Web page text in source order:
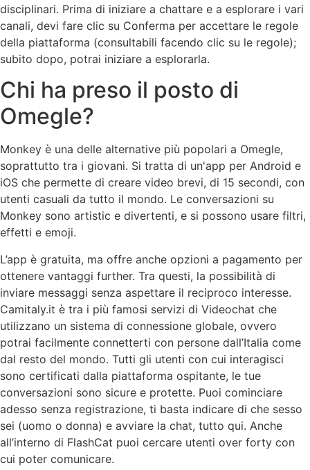
disciplinari. Prima di iniziare a chattare e a esplorare i vari
canali, devi fare clic su Conferma per accettare le regole
della piattaforma (consultabili facendo clic su le regole);
subito dopo, potrai iniziare a esplorarla.
Chi ha preso il posto di
Omegle?
Monkey è una delle alternative più popolari a Omegle,
soprattutto tra i giovani. Si tratta di un'app per Android e
iOS che permette di creare video brevi, di 15 secondi, con
utenti casuali da tutto il mondo. Le conversazioni su
Monkey sono artistic e divertenti, e si possono usare filtri,
effetti e emoji.
L’app è gratuita, ma offre anche opzioni a pagamento per
ottenere vantaggi further. Tra questi, la possibilità di
inviare messaggi senza aspettare il reciproco interesse.
Camitaly.it è tra i più famosi servizi di Videochat che
utilizzano un sistema di connessione globale, ovvero
potrai facilmente connetterti con persone dall’Italia come
dal resto del mondo. Tutti gli utenti con cui interagisci
sono certificati dalla piattaforma ospitante, le tue
conversazioni sono sicure e protette. Puoi cominciare
adesso senza registrazione, ti basta indicare di che sesso
sei (uomo o donna) e avviare la chat, tutto qui. Anche
all’interno di FlashCat puoi cercare utenti over forty con
cui poter comunicare.